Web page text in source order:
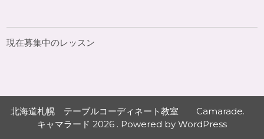
現在募集中のレッスン
北海道札幌 テーブルコーディネート教室 Camarade.
キャマラード 2026 . Powered by WordPress